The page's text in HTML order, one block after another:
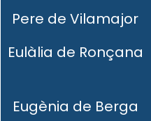
Pere de Vilamajor
Eulàlia de Ronçana
Eugènia de Berga